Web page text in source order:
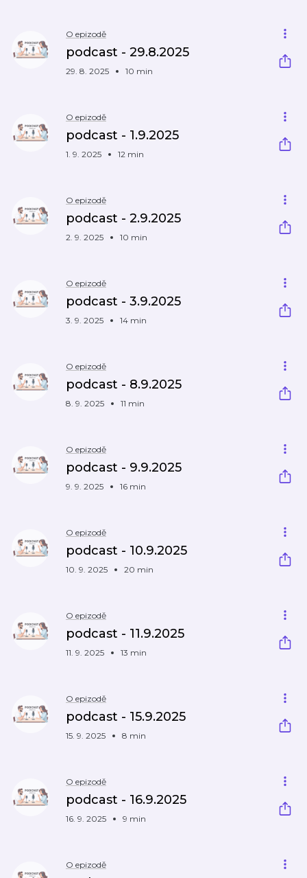
O epizodě
podcast - 29.8.2025
29. 8. 2025 10 min
O epizodě
podcast - 1.9.2025
1. 9. 2025 12 min
O epizodě
podcast - 2.9.2025
2. 9. 2025 10 min
O epizodě
podcast - 3.9.2025
3. 9. 2025 14 min
O epizodě
podcast - 8.9.2025
8. 9. 2025 11 min
O epizodě
podcast - 9.9.2025
9. 9. 2025 16 min
O epizodě
podcast - 10.9.2025
10. 9. 2025 20 min
O epizodě
podcast - 11.9.2025
11. 9. 2025 13 min
O epizodě
podcast - 15.9.2025
15. 9. 2025 8 min
O epizodě
podcast - 16.9.2025
16. 9. 2025 9 min
O epizodě